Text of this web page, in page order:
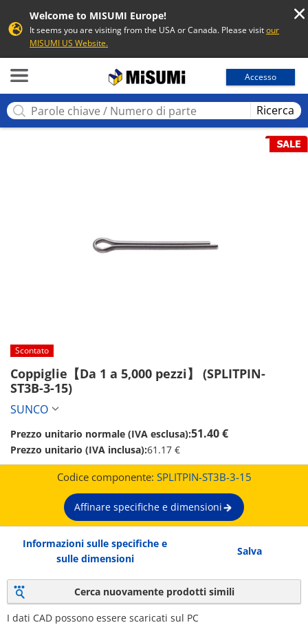
Welcome to MISUMI Europe!
It seems you are visiting from the USA or Canada. Please visitour
MISUMI US Website.
Accesso
Ricerca
Scontato
Coppiglie【Da 1 a 5,000 pezzi】 (SPLITPIN-
ST3B-3-15)
SUNCO
Prezzo unitario normale (IVA esclusa):51.40 €
Prezzo unitario (IVA inclusa):61.17 €
Codice componente: SPLITPIN-ST3B-3-15
Affinare specifiche e dimensioni
Informazioni sulle specifiche e
sulle dimensioni
Salva
Cerca nuovamente prodotti simili
I dati CAD possono essere scaricati sul PC